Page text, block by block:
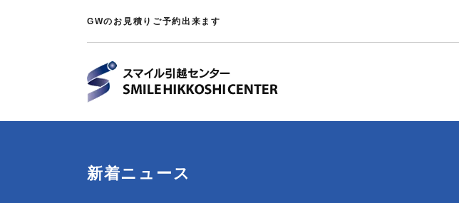
GWのお見積りご予約出来ます
新着ニュース